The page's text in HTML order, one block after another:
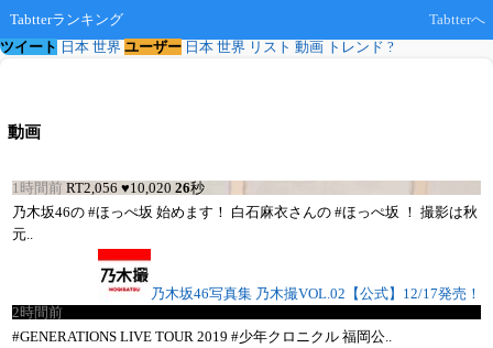
Tabtterへ
Tabtterランキング
ツイート 日本 世界 ユーザー 日本 世界 リスト 動画 トレンド ?
動画
1時間前 RT2,056♥10,02026秒
乃木坂46の #ほっぺ坂 始めます！ 白石麻衣さんの #ほっぺ坂 ！ 撮影は秋
元..
乃木坂46写真集 乃木撮VOL.02【公式】12/17発売！
2時間前
#GENERATIONS LIVE TOUR 2019 #少年クロニクル 福岡公..